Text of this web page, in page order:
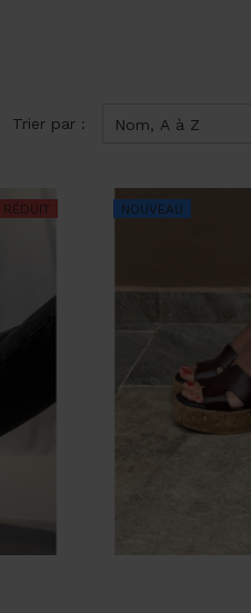
Trier par : Nom, A à Z
RÉDUIT NOUVEAU